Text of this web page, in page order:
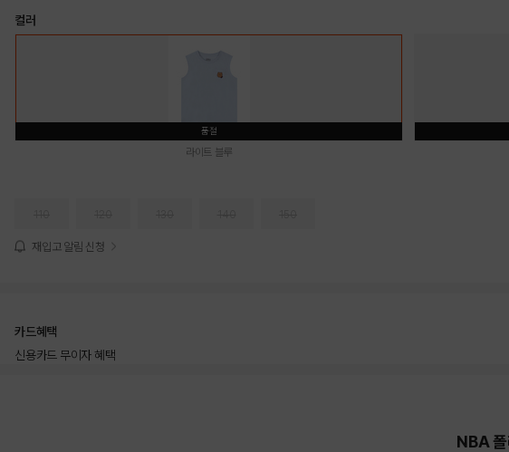
컬러
품절
라이트 블루
재입고 알림 신청
카드혜택
신용카드 무이자 혜택
NBA